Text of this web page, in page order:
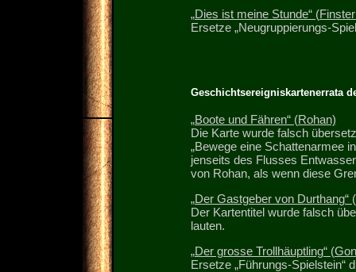
„Dies ist meine Stunde“
Ersetze „Neugruppierungs-
Geschichtsereigniskartenerrata
„Boote und Fähren“ (Rohan)
Die Karte wurde falsch
„Bewege eine Schattenarmee
jenseits des Flusses
von Rohan, als wenn diese
„Der Gastgeber von Durthang“
Der Kartentitel wurde falsch
lauten.
„Der grosse Trollhäuptling“
Ersetze „Führungs-Spielstein“